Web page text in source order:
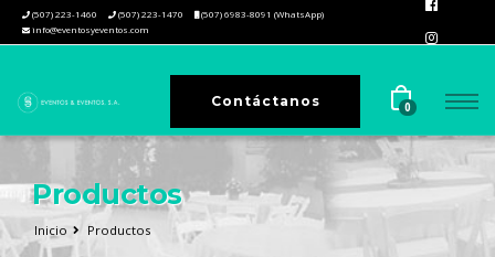
(507) 223-1460 (507) 223-1470
(507) 6983-8091 (WhatsApp)
info@eventosyeventos.com
Contáctanos 0
Productos
Inicio Productos